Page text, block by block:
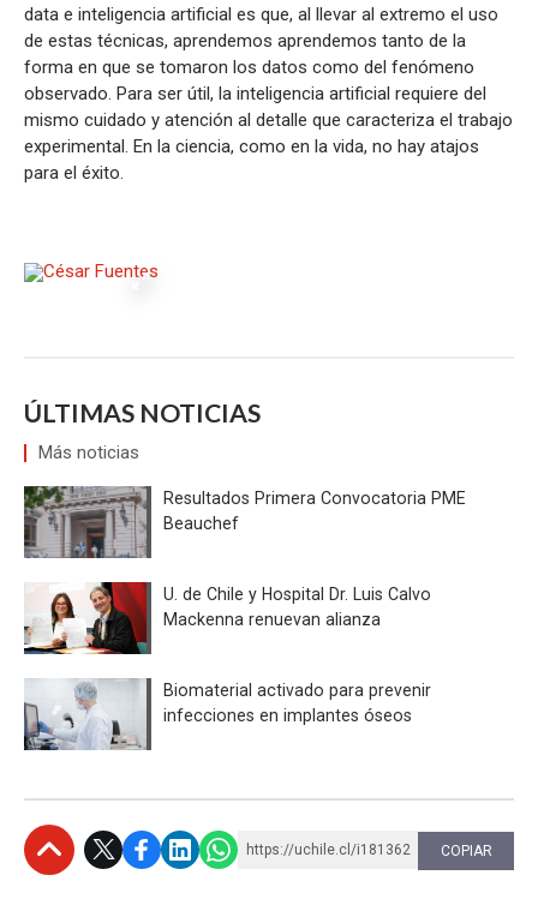
data e inteligencia artificial es que, al llevar al extremo el uso
de estas técnicas, aprendemos aprendemos tanto de la
forma en que se tomaron los datos como del fenómeno
observado. Para ser útil, la inteligencia artificial requiere del
mismo cuidado y atención al detalle que caracteriza el trabajo
experimental. En la ciencia, como en la vida, no hay atajos
para el éxito.
ÚLTIMAS NOTICIAS
Más noticias
Resultados Primera Convocatoria PME
Beauchef
U. de Chile y Hospital Dr. Luis Calvo
Mackenna renuevan alianza
Biomaterial activado para prevenir
infecciones en implantes óseos
https://uchile.cl/i181362 COPIAR